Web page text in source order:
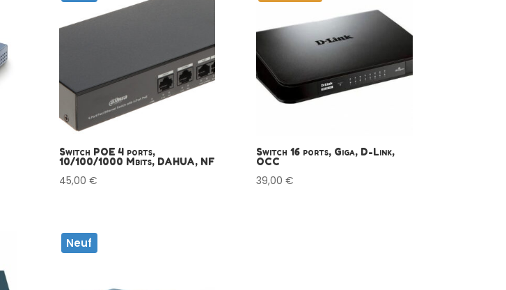
Switch POE 4 ports,
10/100/1000 Mbits, DAHUA, NF
45,00 €
Switch 16 ports, Giga, D-Link,
OCC
39,00€
Neuf